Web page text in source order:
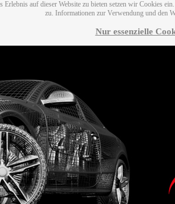
Erlebnis auf dieser Website zu bieten setzen wir Cookies
zu. Informationen zur Verwendung und den
Nur essenzielle